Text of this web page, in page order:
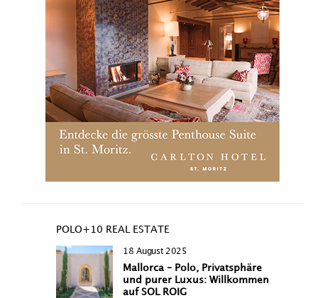
POLO+10 REAL ESTATE
18 August 2025
Mallorca – Polo, Privatsphäre
und purer Luxus: Willkommen
auf SOL ROIG